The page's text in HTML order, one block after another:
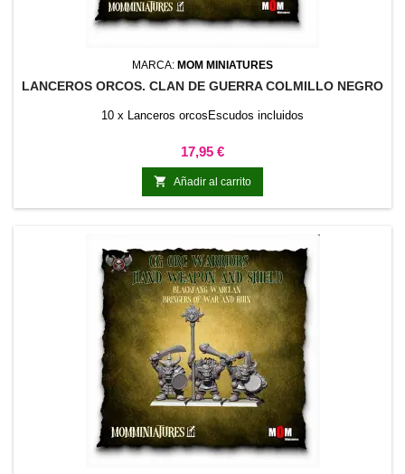
MARCA: MOM MINIATURES
LANCEROS ORCOS. CLAN DE GUERRA COLMILLO NEGRO
10 x Lanceros orcosEscudos incluidos
Precio
17,95 €
 Añadir al carrito